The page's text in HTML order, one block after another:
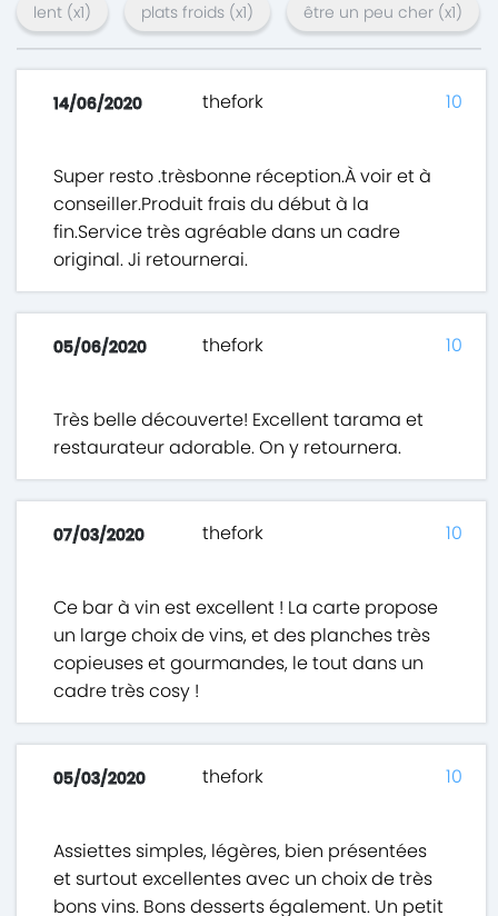
lent (x1) plats froids (x1) être un peu cher (x1)
14/06/2020 thefork
Super resto .trèsbonne réception.À voir et à
conseiller.Produit frais du début à la
fin.Service très agréable dans un cadre
original. Ji retournerai.
10
05/06/2020 thefork
Très belle découverte! Excellent tarama et
restaurateur adorable. On y retournera.
10
07/03/2020 thefork
Ce bar à vin est excellent ! La carte propose
un large choix de vins, et des planches très
copieuses et gourmandes, le tout dans un
cadre très cosy !
10
05/03/2020 thefork
Assiettes simples, légères, bien présentées
et surtout excellentes avec un choix de très
bons vins. Bons desserts également. Un petit
10